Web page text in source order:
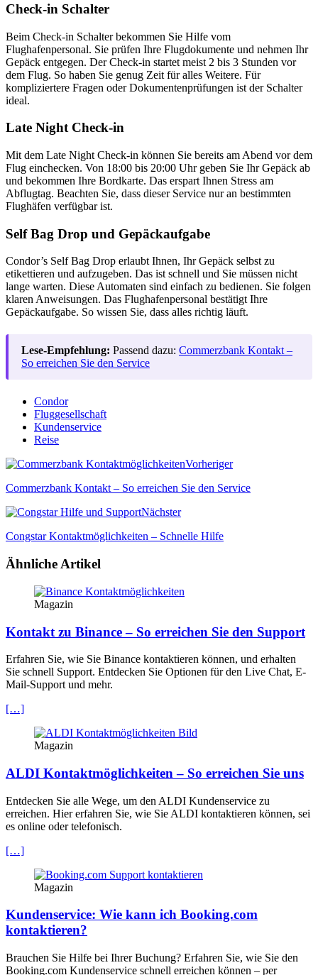
Check-in Schalter
Beim Check-in Schalter bekommen Sie Hilfe vom
Flughafenpersonal. Sie prüfen Ihre Flugdokumente und nehmen Ihr
Gepäck entgegen. Der Check-in startet meist 2 bis 3 Stunden vor
dem Flug. So haben Sie genug Zeit für alles Weitere. Für
kompliziertere Fragen oder Dokumentenprüfungen ist der Schalter
ideal.
Late Night Check-in
Mit dem Late Night Check-in können Sie bereits am Abend vor dem
Flug einchecken. Von 18:00 bis 20:00 Uhr geben Sie Ihr Gepäck ab
und bekommen Ihre Bordkarte. Das erspart Ihnen Stress am
Abflugtag. Beachten Sie, dass dieser Service nur an bestimmten
Flughäfen verfügbar ist.
Self Bag Drop und Gepäckaufgabe
Condor’s Self Bag Drop erlaubt Ihnen, Ihr Gepäck selbst zu
etikettieren und aufzugeben. Das ist schnell und Sie müssen nicht
lange warten. Diese Automaten sind einfach zu bedienen. Sie folgen
klaren Anweisungen. Das Flughafenpersonal bestätigt Ihre
Gepäckaufgabe. So wissen Sie, dass alles richtig läuft.
Lese-Empfehlung: Passend dazu: Commerzbank Kontakt –
So erreichen Sie den Service
Condor
Fluggesellschaft
Kundenservice
Reise
Vorheriger
Commerzbank Kontakt – So erreichen Sie den Service
Nächster
Congstar Kontaktmöglichkeiten – Schnelle Hilfe
Ähnliche Artikel
Magazin
Kontakt zu Binance – So erreichen Sie den Support
Erfahren Sie, wie Sie Binance kontaktieren können, und erhalten
Sie schnell Support. Entdecken Sie Optionen für den Live Chat, E-
Mail-Support und mehr.
[…]
Magazin
ALDI Kontaktmöglichkeiten – So erreichen Sie uns
Entdecken Sie alle Wege, um den ALDI Kundenservice zu
erreichen. Hier erfahren Sie, wie Sie ALDI kontaktieren können, sei
es online oder telefonisch.
[…]
Magazin
Kundenservice: Wie kann ich Booking.com
kontaktieren?
Brauchen Sie Hilfe bei Ihrer Buchung? Erfahren Sie, wie Sie den
Booking.com Kundenservice schnell erreichen können – per